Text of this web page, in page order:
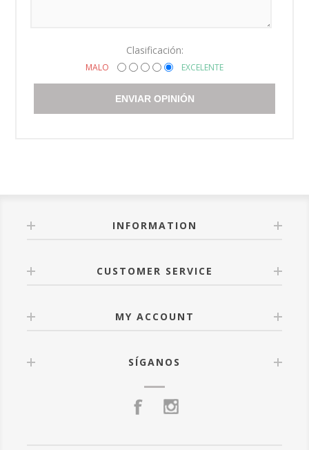
Clasificación:
MALO EXCELENTE
ENVIAR OPINIÓN
INFORMATION
CUSTOMER SERVICE
MY ACCOUNT
SÍGANOS